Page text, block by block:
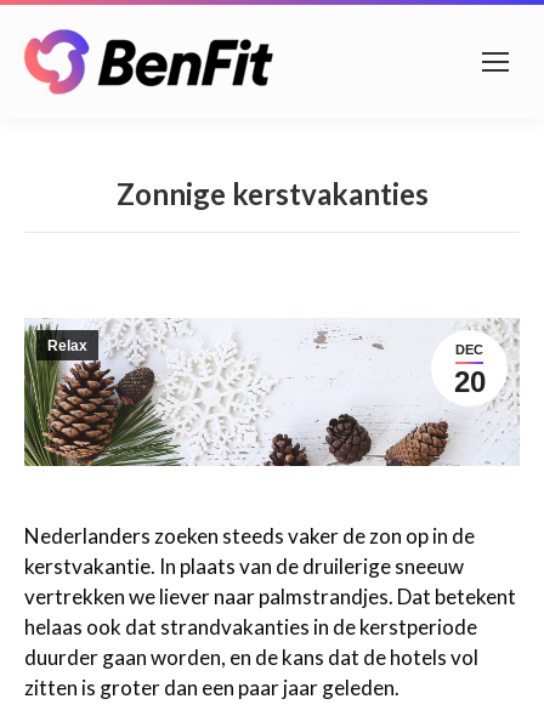
Zonnige kerstvakanties
DEC
20
Relax
Nederlanders zoeken steeds vaker de zon op in de
kerstvakantie. In plaats van de druilerige sneeuw
vertrekken we liever naar palmstrandjes. Dat betekent
helaas ook dat strandvakanties in de kerstperiode
duurder gaan worden, en de kans dat de hotels vol
zitten is groter dan een paar jaar geleden.